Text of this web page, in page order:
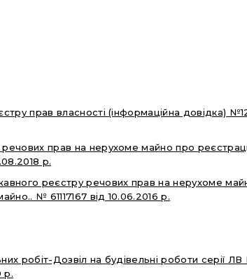
прав власності (інформаційна довідка)
прав на нерухоме майно про
р.
реєстру речових прав на нерухоме
№ 61117167 від 10.06.2016 р.
робіт-Дозвіл на будівельні роботи серії
р.